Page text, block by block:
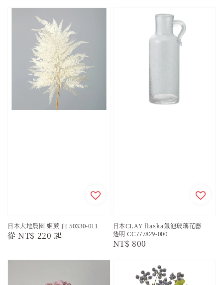
日本大地農園 姬蕨 白 50330-011
Regular
從NT$ 220 起
日本CLAY flaska氣泡玻璃花器
透明 CC777829-000
Regular
NT$ 800